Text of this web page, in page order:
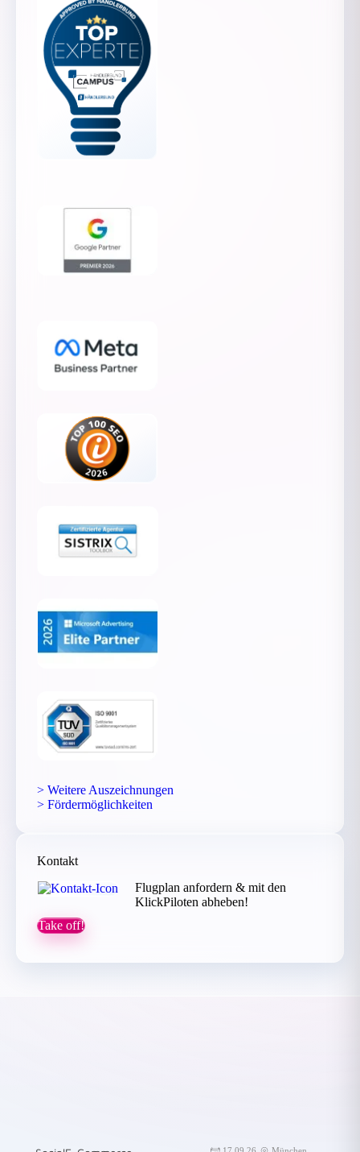
> Weitere Auszeichnungen
> Fördermöglichkeiten
Kontakt
Flugplan anfordern & mit den
KlickPiloten abheben!
Take off!